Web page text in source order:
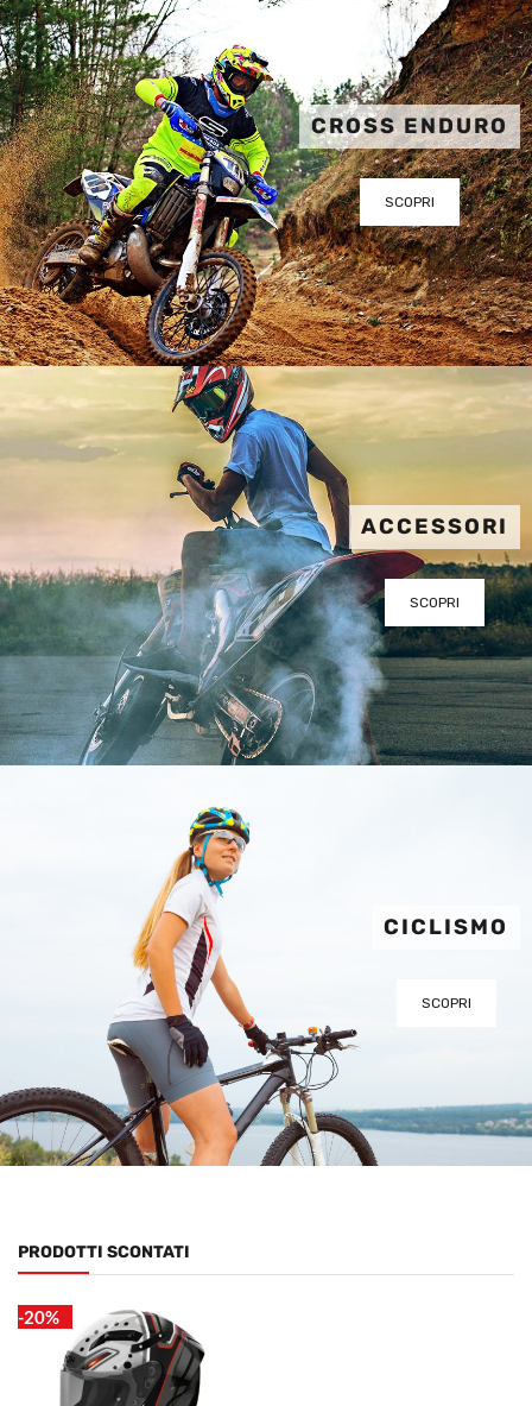
CROSS ENDURO
SCOPRI
ACCESSORI
SCOPRI
CICLISMO
SCOPRI
PRODOTTI SCONTATI
-20%